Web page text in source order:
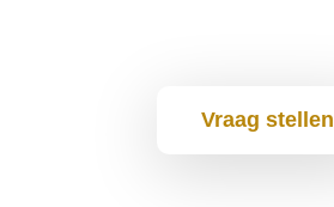
Vraag stellen